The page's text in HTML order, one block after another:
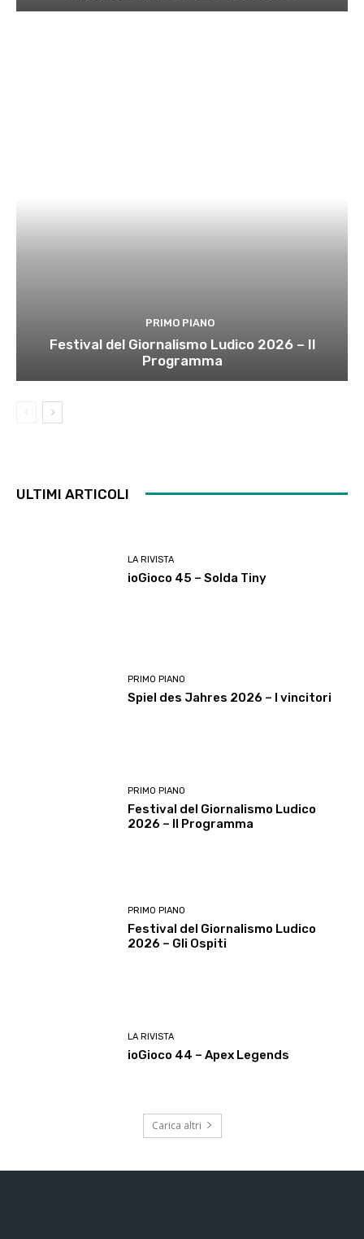
PRIMO PIANO
Festival del Giornalismo Ludico 2026 – Il
Programma
ULTIMI ARTICOLI
LA RIVISTA
ioGioco 45 – Solda Tiny
PRIMO PIANO
Spiel des Jahres 2026 – I vincitori
PRIMO PIANO
Festival del Giornalismo Ludico
2026 – Il Programma
PRIMO PIANO
Festival del Giornalismo Ludico
2026 – Gli Ospiti
LA RIVISTA
ioGioco 44 – Apex Legends
Carica altri